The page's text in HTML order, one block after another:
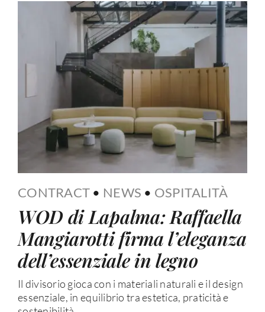
CONTRACT • NEWS • OSPITALITÀ
WOD di Lapalma: Raffaella
Mangiarotti firma l’eleganza
dell’essenziale in legno
Il divisorio gioca con i materiali naturali e il design
essenziale, in equilibrio tra estetica, praticità e